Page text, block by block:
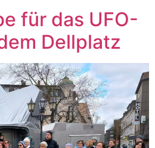
für das UFO-
Dellplatz